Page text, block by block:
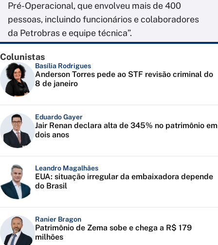
Pré-Operacional, que envolveu mais de 400
pessoas, incluindo funcionários e colaboradores
da Petrobras e equipe técnica”.
Colunistas
Basília Rodrigues
Anderson Torres pede ao STF revisão criminal do
8 de janeiro
Eduardo Gayer
Jair Renan declara alta de 345% no patrimônio em
dois anos
Leandro Magalhães
EUA: situação irregular da embaixadora depende
do Brasil
Ranier Bragon
Patrimônio de Zema sobe e chega a R$ 179
milhões